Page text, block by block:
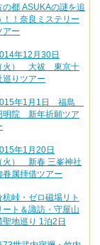
の都 ASUKAの謎を追
！！奈良ミステリー
アー
年12月30日
（火） 大祓 東京十
巡りツアー
年1月1日 福島
明院 新年祈願ツア
年1月20日
（火） 新春 三峯神社
眷属拝借ツアー
杭峠・ゼロ磁場リト
ート＆諏訪・守屋山
聖地巡り 1泊2日